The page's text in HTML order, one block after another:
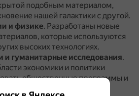
подобным материалом,
нашей галактики с другой.
и физике. Разработаны новые
которые используются
высоких технологиях.
и гуманитарные исследования.
экономики и политики
общественные программы и
на национальном и